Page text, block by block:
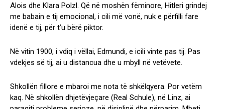
Alois dhe Klara Polzl. Që në moshën fëminore, Hitleri grindej
me babain e tij emocional, i cili më vonë, nuk e përfilli fare
idenë e tij, për t’u bërë piktor.
Në vitin 1900, i vdiq i vëllai, Edmundi, e icili vinte pas tij. Pas
vdekjes së tij, ai u distancua dhe u mbyll në vetëvete.
Shkollën fillore e mbaroi me nota të shkëlqyera. Por vetëm
kaq. Në shkollën dhjetëvjeçare (Real Schule), në Linz, ai